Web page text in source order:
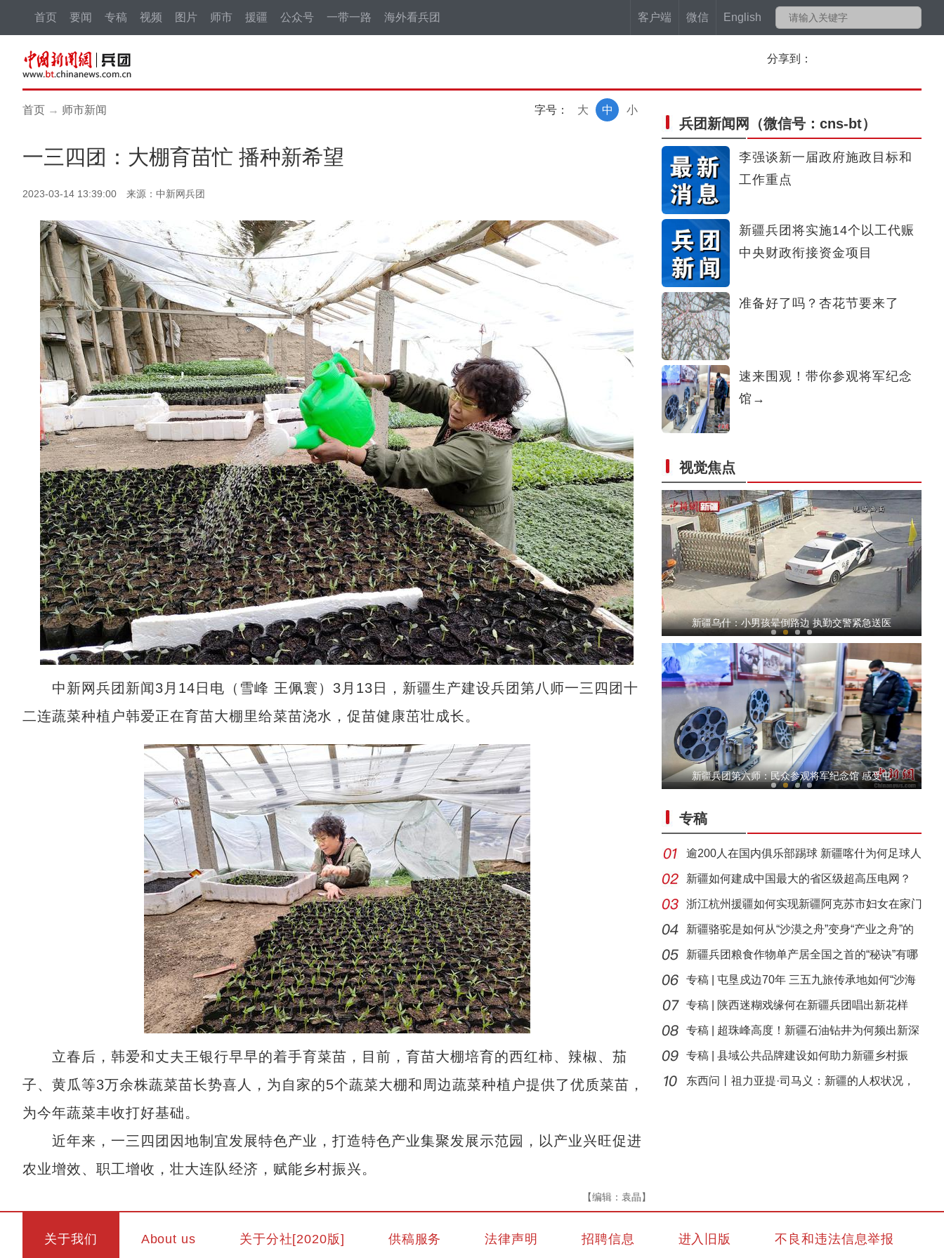
客户端 微信 English
首页 要闻 专稿 视频 图片 师市 援疆 公众号 一带一路 海外看兵团
分享到：
首页 → 师市新闻 字号： 小
中
大
一三四团：大棚育苗忙 播种新希望
2023-03-14 13:39:00 来源：中新网兵团
中新网兵团新闻3月14日电（雪峰 王佩寰）3月13日，新疆生产建设兵团第八师一三四团十
二连蔬菜种植户韩爱正在育苗大棚里给菜苗浇水，促苗健康茁壮成长。
立春后，韩爱和丈夫王银行早早的着手育菜苗，目前，育苗大棚培育的西红柿、辣椒、茄
子、黄瓜等3万余株蔬菜苗长势喜人，为自家的5个蔬菜大棚和周边蔬菜种植户提供了优质菜苗，
为今年蔬菜丰收打好基础。
近年来，一三四团因地制宜发展特色产业，打造特色产业集聚发展示范园，以产业兴旺促进
农业增效、职工增收，壮大连队经济，赋能乡村振兴。
【编辑：袁晶】
兵团新闻网 （微信号：cns-bt）
李强谈新一届政府施政目标和
工作重点
新疆兵团将实施14个以工代赈
中央财政衔接资金项目
准备好了吗？杏花节要来了
速来围观！带你参观将军纪念
馆→
视觉焦点
新疆特克斯：云雾缭绕 雪景山林天境游
新疆托克逊县城区山桃花开唤醒“新疆第一春
新疆乌什：小男孩晕倒路边 执勤交警紧急送医
新疆巴楚第五届“野在巴楚·山地自行车越野
新疆托克逊县城区山桃花开唤醒“新疆第一春
新疆兵团第六师：民众参观将军纪念馆 感受屯
专稿
逾200人在国内俱乐部踢球 新疆喀什为何足球人
才济
新疆如何建成中国最大的省区级超高压电网？
浙江杭州援疆如何实现新疆阿克苏市妇女在家门
口创
新疆骆驼是如何从“沙漠之舟”变身“产业之舟”的
新疆兵团粮食作物单产居全国之首的“秘诀”有哪
些
专稿 | 屯垦戍边70年 三五九旅传承地如何“沙海
播
专稿 | 陕西迷糊戏缘何在新疆兵团唱出新花样
专稿 | 超珠峰高度！新疆石油钻井为何频出新深
度？
专稿 | 县域公共品牌建设如何助力新疆乡村振
兴？
东西问丨祖力亚提·司马义：新疆的人权状况，
关于我们 About us 关于分社[2020版] 供稿服务 法律声明 招聘信息 进入旧版 不良和违法信息举报